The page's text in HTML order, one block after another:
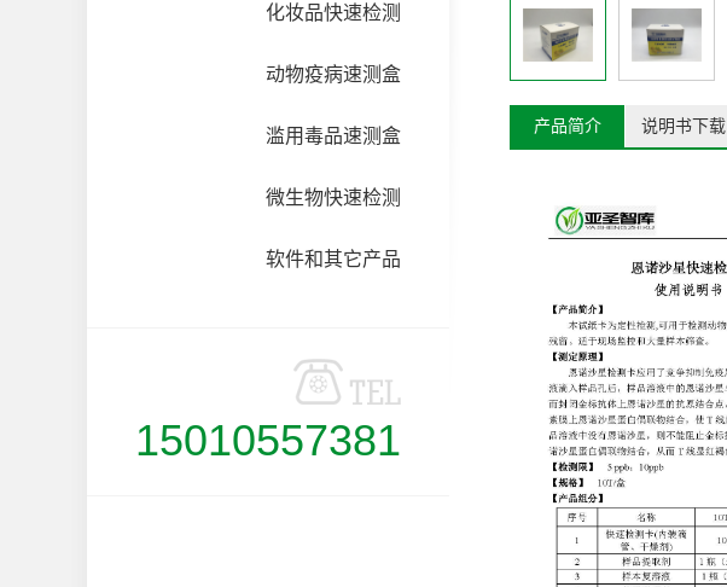
化妆品快速检测
动物疫病速测盒
滥用毒品速测盒
微生物快速检测
软件和其它产品
15010557381
产品简介 说明书下载